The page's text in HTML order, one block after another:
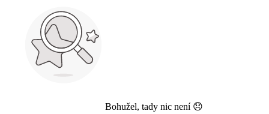
Bohužel, tady nic není 😞